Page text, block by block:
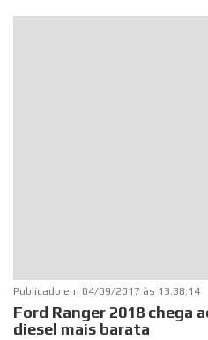
Publicado em 04/09/2017 às 13:38:14
Ford Ranger 2018 chega
diesel mais barata